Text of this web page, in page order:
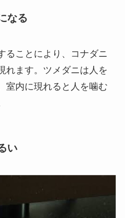
なる
ることにより、コナダニ
れます。ツメダニは人を
室内に現れると人を噛む
い